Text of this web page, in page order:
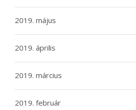
2019. május
2019. április
2019. március
2019. február